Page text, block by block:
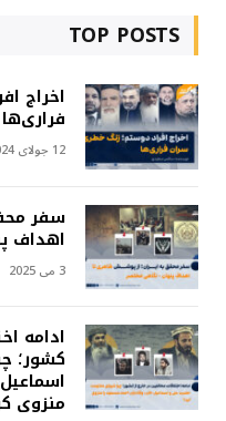
TOP POSTS
اخراج
فراری‌ها
12 جولای 2024
سفر
اهداف
3 می 2025
ادامه
کشور؛
منزوی